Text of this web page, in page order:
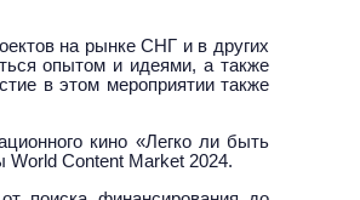
на рынке СНГ и в других
опытом и идеями, а также
в этом мероприятии также
кино «Легко ли быть
World Content Market 2024.